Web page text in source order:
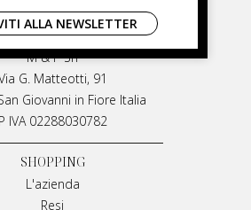
MIRARCHI
M & P Srl
G. Matteotti, 91
Giovanni in Fiore Italia
P IVA 02288030782
SHOPPING
L'azienda
Resi
ALLA NEWSLETTER